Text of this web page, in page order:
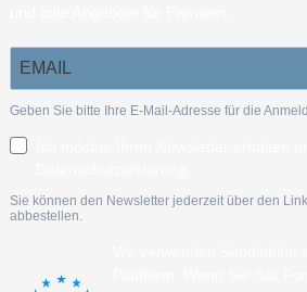
Geben Sie bitte Ihre E-Mail-Adresse für die
Sie können den Newsletter jederzeit über den
abbestellen.